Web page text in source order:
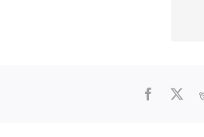
Facebook